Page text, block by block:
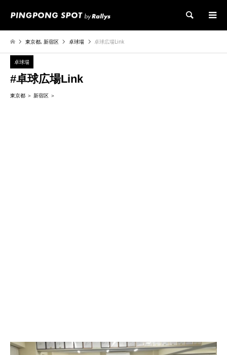
検索
東京都,新宿区 卓球場 卓球広場Link
卓球場
#卓球広場Link
東京都 新宿区